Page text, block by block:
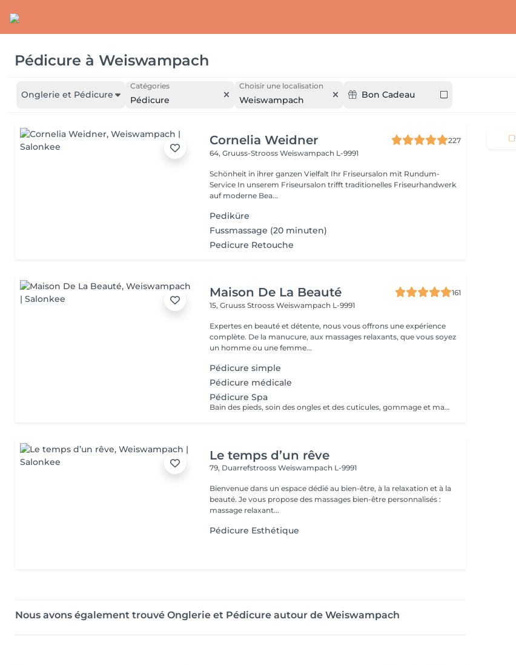
Pédicure à Weiswampach
Onglerie et Pédicure
Catégories
Pédicure
Choisir une localisation
Weiswampach Bon Cadeau
Cornelia Weidner
227
64, Gruuss-StroossWeiswampach L-9991
Schönheit in ihrer ganzen Vielfalt Ihr Friseursalon mit Rundum-
Service In unserem Friseursalon trifft traditionelles Friseurhandwerk
auf moderne Bea...
Pediküre
Fussmassage (20 minuten)
Pedicure Retouche
Maison De La Beauté
161
15, Gruuss StroossWeiswampach L-9991
Expertes en beauté et détente, nous vous offrons une expérience
complète. De la manucure, aux massages relaxants, que vous soyez
un homme ou une femme...
Pédicure simple
Pédicure médicale
Pédicure Spa
Bain des pieds, soin des ongles et des cuticules, gommage et massage
Le temps d’un rêve
79, DuarrefstroossWeiswampach L-9991
Bienvenue dans un espace dédié au bien-être, à la relaxation et à la
beauté. Je vous propose des massages bien-être personnalisés :
massage relaxant...
Pédicure Esthétique
Nous avons également trouvé Onglerie et Pédicure autour de Weiswampach